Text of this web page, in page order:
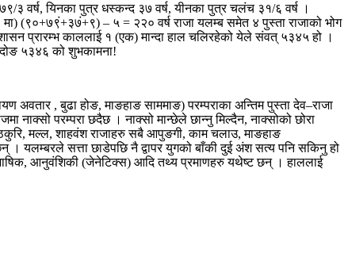
३ वर्ष, यिनका पुत्र धस्कन्द ३७ वर्ष, यीनका पुत्र चलंच ३१/६ वर्ष ।
मा) (९०+७९ं+३७ं+९) – ५ = २२० वर्ष राजा यलम्ब समेत ४ पुस्ता राजाको भोग
प्रारम्भ काललाई १ (एक) मान्दा हाल चलिरहेको येले संवत् ५३४५ हो ।
५३४६ को शुभकामना!
अवतार , बुढा होङ, माङहाङ साममाङ) परम्पराका अन्तिम पुस्ता देव–राजा
नाक्सो परम्परा छदैछ । नाक्सो मान्छेले छान्नु मिल्दैन, नाक्सोको छोरा
मल्ल, शाहवंश राजाहरु सबै आपुङगी, काम चलाउ, माङहाङ
यलम्बरले सत्ता छाडेपछि नै द्वापर युगको बाँकी दुई अंश सत्य पनि सकिनु हो
आनुवंशिकी (जेनेटिक्स) आदि तथ्य प्रमाणहरु यथेष्ट छन् । हाललाई